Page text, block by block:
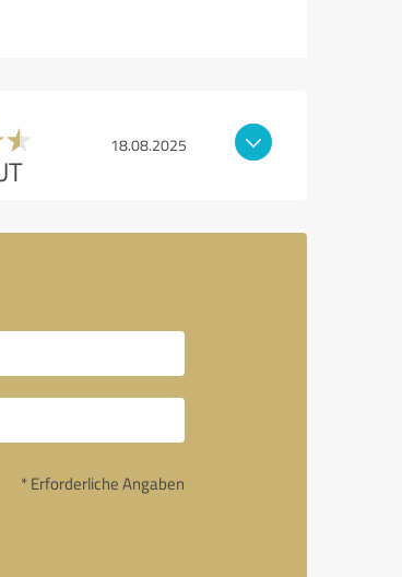
18.08.2025
* Erforderliche Angaben